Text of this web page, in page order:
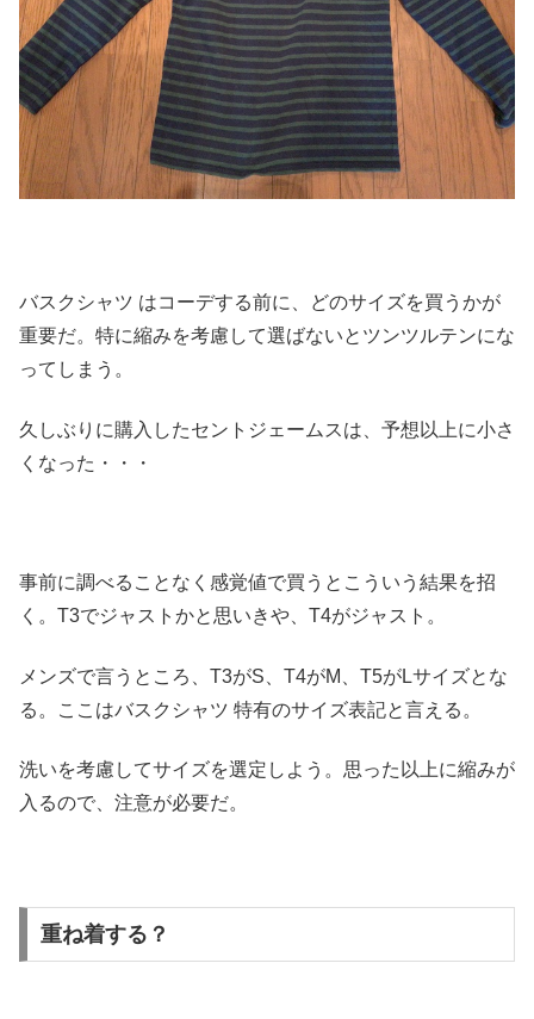
バスクシャツ はコーデする前に、どのサイズを買うかが
重要だ。 特に縮みを考慮して選ばないとツンツルテンにな
ってしまう。
久しぶりに購入したセントジェームスは、 予想以上に小さ
くなった・・・
事前に調べることなく感覚値で買うとこういう結果を招
く。 T3でジャストかと思いきや、T4がジャスト。
メンズで言うところ、T3がS、T4がM、 T5がLサイズとな
る。ここはバスクシャツ 特有のサイズ表記と言える。
洗いを考慮してサイズを選定しよう。 思った以上に縮みが
入るので、注意が必要だ。
重ね着する？